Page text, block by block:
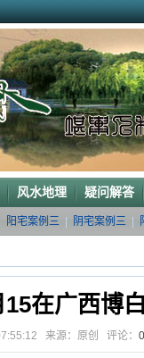
水吉凶（二）
布局
风水
风水地理 疑问解答
阳宅案例三 阴宅案例三
15在广西博
来源：原创 评论： 0